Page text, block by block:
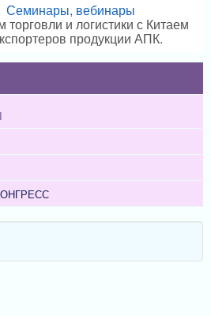
Семинары, вебинары
и логистики с Китаем
продукции АПК.